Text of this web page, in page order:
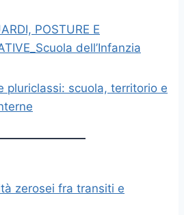
POSTURE E
dell’Infanzia
pluriclassi: scuola, territorio e
zerosei fra transiti e